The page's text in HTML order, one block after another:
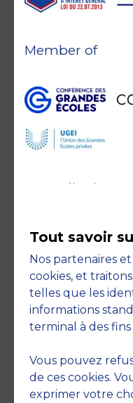
Accreditations
Member of
Engagements
Tout savoir
Nos partenaires
cookies, et
telles que les
informations
terminal à des
Vous pouvez
de ces cookies.
exprimer votre